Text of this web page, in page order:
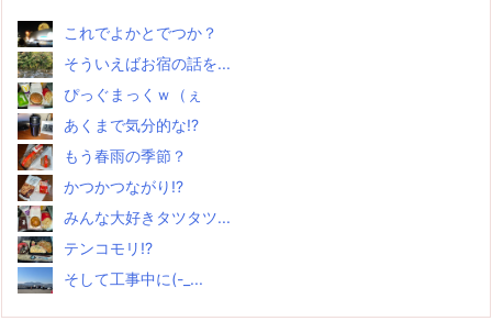
これでよかとでつか？
そういえばお宿の話を...
ぴっぐまっくｗ（ぇ
あくまで気分的な!?
もう春雨の季節？
かつかつながり!?
みんな大好きタツタツ...
テンコモリ!?
そして工事中に(-_...